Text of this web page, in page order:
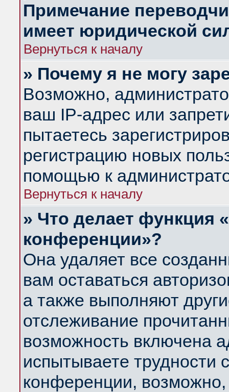
Примечание
имеет юридической
Вернуться к началу
» Почему я не могу
Возможно,
ваш IP-адрес или
пытаетесь
регистрацию новых
помощью к
Вернуться к началу
» Что делает функция
конференции»?
Она удаляет все
вам оставаться
а также выполняют
отслеживание
возможность включена
испытываете трудности
конференции,